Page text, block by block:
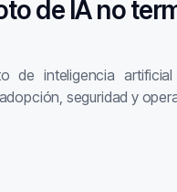
de IA no
de inteligencia
seguridad y